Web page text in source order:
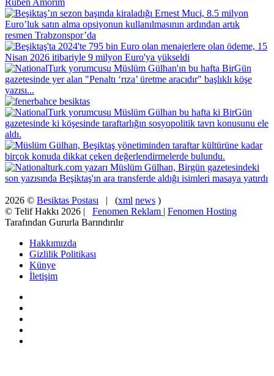
2026 © Besiktas Postası | (xml news )
© Telif Hakkı 2026 | Fenomen Reklam | Fenomen Hosting
Tarafından Gururla Barındırılır
Hakkımızda
Gizlilik Politikası
Künye
İletişim